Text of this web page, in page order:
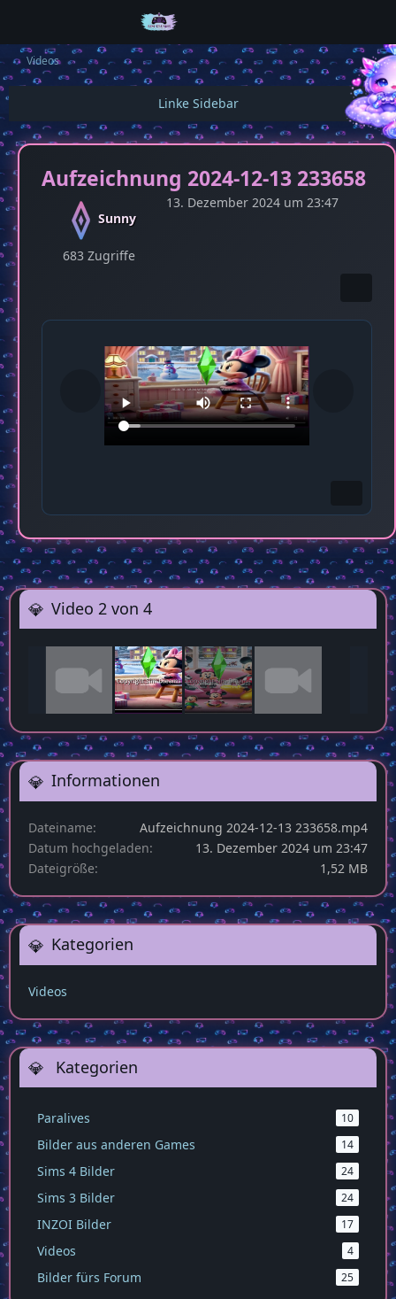
Videos
Aufzeichnung 2024-12-13 233658
Sunny
13. Dezember 2024 um 23:47
683 Zugriffe
Video 2 von 4
Informationen
Dateiname
Aufzeichnung 2024-12-13 233658.mp4
Datum hochgeladen
13. Dezember 2024 um 23:47
Dateigröße
1,52 MB
Kategorien
Videos
Kategorien
Paralives 10
Bilder aus anderen Games 14
Sims 4 Bilder 24
Sims 3 Bilder 24
INZOI Bilder 17
Videos 4
Bilder fürs Forum 25